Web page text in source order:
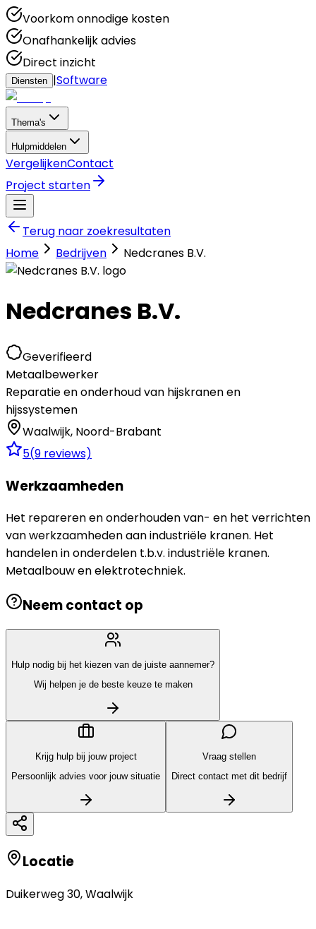
Voorkom onnodige kosten
Onafhankelijk advies
Direct inzicht
Diensten |Software
Thema's
Hulpmiddelen
VergelijkenContact
Project starten
Terug naar zoekresultaten
Home
Bedrijven Nedcranes B.V.
Nedcranes B.V.
Geverifieerd
Metaalbewerker
Reparatie en onderhoud van hijskranen en
hijssystemen
Waalwijk, Noord-Brabant
5(9 reviews)
Werkzaamheden
Het repareren en onderhouden van- en het verrichten
van werkzaamheden aan industriële kranen. Het
handelen in onderdelen t.b.v. industriële kranen.
Metaalbouw en elektrotechniek.
Neem contact op
Hulp nodig bij het kiezen van de juiste aannemer?
Wij helpen je de beste keuze te maken
Krijg hulp bij jouw project
Persoonlijk advies voor jouw situatie
Vraag stellen
Direct contact met dit bedrijf
Locatie
Duikerweg 30,Waalwijk